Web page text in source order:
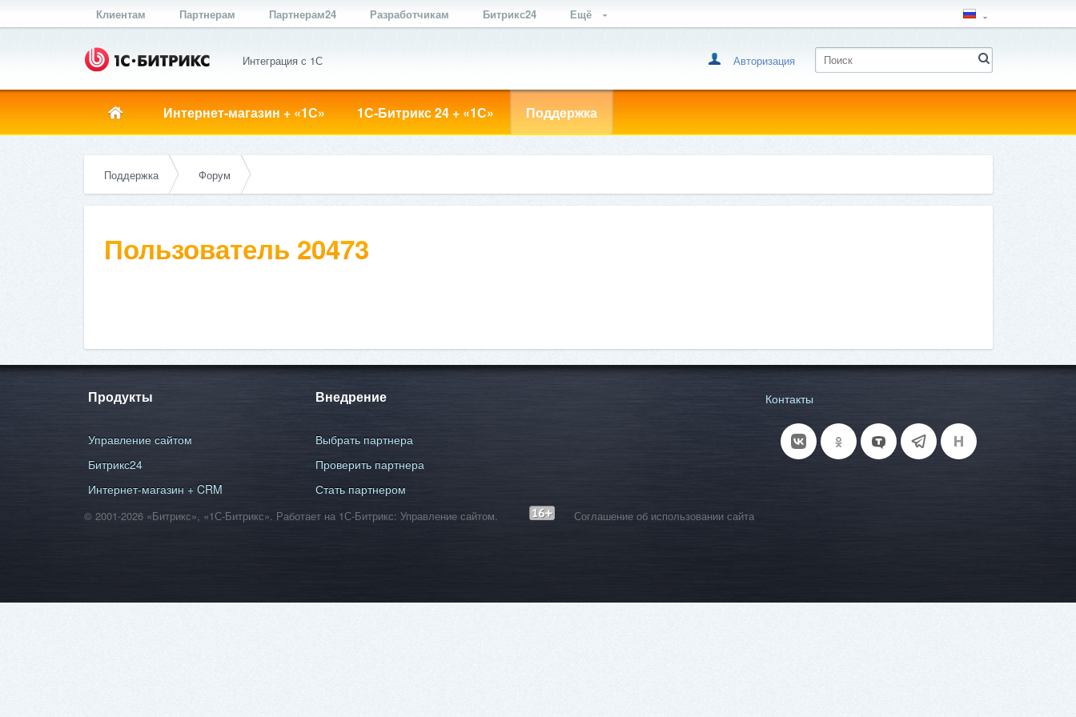
Клиентам Партнерам Партнерам24 Разработчикам Битрикс24 Ещё
Интеграция с 1С Авторизация
Интернет-магазин + «1С» 1С-Битрикс 24 + «1С» Поддержка
Поддержка Форум
Пользователь 20473
Продукты
Управление сайтом
Битрикс24
Интернет-магазин + CRM
Внедрение
Выбрать партнера
Проверить партнера
Стать партнером
Контакты
© 2001-2026 «Битрикс», «1С-Битрикс». Работает на 1С-Битрикс: Управление сайтом. Соглашение об использовании сайта